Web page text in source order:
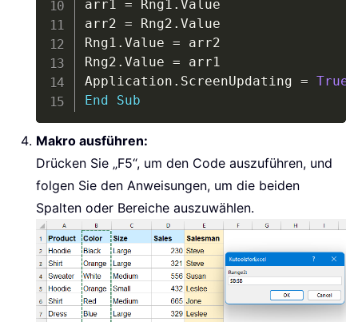
arr1 = Rng1 . Value
arr2 = Rng2 . Value
Rng1 . Value = arr2
Rng2 . Value = arr1
Application . ScreenUpdating = True
End
Sub
Makro ausführen:
Drücken Sie „F5“, um den Code auszuführen, und
folgen Sie den Anweisungen, um die beiden
Spalten oder Bereiche auszuwählen.